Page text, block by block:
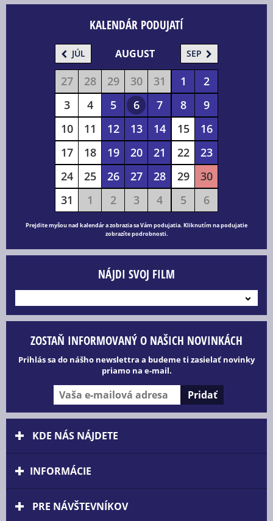
KALENDÁR PODUJATÍ
JÚL AUGUST SEP
27 28 29 30 31 1
2
3
4 5 6 7 8
9
10
11 12 13 14 15
16
17
18 19 20 21 22
23
24
25 26 27 28 29
30
31
1 2 3 4 5 6
Prejdite myšou nad kalendár a zobrazia sa Vám podujatia. Kliknutím na podujatie
zobrazíte podrobnosti.
NÁJDI SVOJ FILM
ZOSTAŇ INFORMOVANÝ O NAŠICH NOVINKÁCH
Prihlás sa do nášho newslettra a budeme ti zasielať novinky
priamo na e-mail.
KDE NÁS NÁJDETE
INFORMÁCIE
PRE NÁVŠTEVNÍKOV